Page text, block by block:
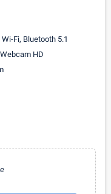
Fi, Bluetooth 5.1
HD